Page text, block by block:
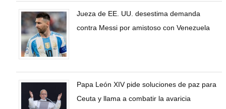
Jueza de EE. UU. desestima demanda
contra Messi por amistoso con Venezuela
Papa León XIV pide soluciones de paz para
Ceuta y llama a combatir la avaricia